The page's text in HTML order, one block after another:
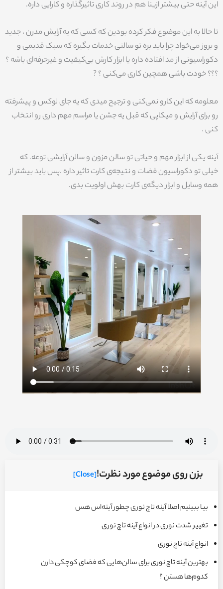
این آینه حتی بیشتر ازینا هم در روند کاری تاثیرگذاره و کارایی داره.
تا حالا به این موضوع فکر کرده بودین که کسی که یه آرایش مدرن ، جدید
و بروز می‌خواد چرا باید بره تو سالنی خدمات بگیره که سبک قدیمی و
دکوراسیونی از مد افتاده داره یا ابزار کارش بی‌کیفیت و غیرحرفه‌ای باشه ؟
؟؟؟ خودت باشی همچین کاری می‌کنی ؟ ?
معلومه که این کارو نمی‌کنی و ترجیح میدی که یه جای لوکس و پیشرفته
رو برای آرایش و میکاپی که قبل یه جشن یا مراسم مهم داری رو انتخاب
کنی .
آینه یکی از ابزار مهم و حیاتی تو سالن مزون و سالن آرایشی توعه. که
خیلی تو دکوراسیون فضات و نتیجه‌ی کارت تاثیر داره .پس باید بیشتر از
همه وسایل و ابزار دیگه‌ی کارت بهش اولویت بدی.
بزن روی موضوع مورد نظرت![Close]
بیا ببینیم اصلا آینه تاچ نوری چطور آینه‌اس هس
تغییر شدت نوری در انواع آینه تاچ نوری
انواع آینه تاچ نوری
بهترین آینه تاچ نوری برای سالن‌هایی که فضای کوچکی دارن
کدوم‌ها هستن ؟